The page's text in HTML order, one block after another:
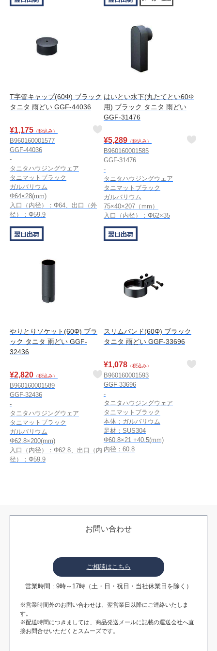
T字管キャップ(60Φ) ブラック
タニタ 雨どい GGF-44036
¥1,175 （税込み）
B960160001577
GGF-44036
-
タニタハウジングウェア
タニマットブラック
ガルバリウム
Φ64×28(mm)
入口（内径）：Φ64、出口（外
径）：Φ59.9
はいとい水下(丸たてとい60Φ
用) ブラック タニタ 雨どい
GGF-31476
¥5,289 （税込み）
B960160001585
GGF-31476
-
タニタハウジングウェア
タニマットブラック
ガルバリウム
75×40×207（mm）
入口（内径）：Φ62×35
やりとりソケット(60Φ) ブラ
ック タニタ 雨どい GGF-
32436
¥2,820 （税込み）
B960160001589
GGF-32436
-
タニタハウジングウェア
タニマットブラック
ガルバリウム
Φ62.8×200(mm)
入口（内径）：Φ62.8、出口（内
径）：Φ59.9
スリムバンド(60Φ) ブラック
タニタ 雨どい GGF-33696
¥1,078 （税込み）
B960160001593
GGF-33696
-
タニタハウジングウェア
タニマットブラック
本体：ガルバリウム
足材：SUS304
Φ60.8×21 +40.5(mm)
内径：60.8
お問い合わせ
ご相談はこちら
営業時間 : 9時～17時（土・日・祝日・当社休業日を除く）
※営業時間外のお問い合わせは、翌営業日以降にご連絡いたしま
す。
※配送時間につきましては、商品発送メールに記載の運送会社へ直
接お問合せいただくとスムーズです。